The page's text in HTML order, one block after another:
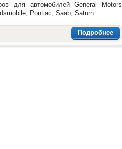
для автомобилей General Motors
Pontiac, Saab, Saturn
Подробнее